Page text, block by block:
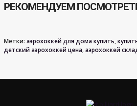
РЕКОМЕНДУЕМ
Метки: аэрохоккей для дома купить,
детский аэрохоккей цена,аэрохоккей